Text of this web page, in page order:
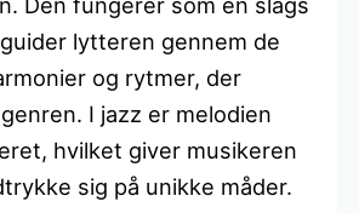
lytteren gennem de
og rytmer, der
I jazz er melodien
hvilket giver musikeren
sig på unikke måder.